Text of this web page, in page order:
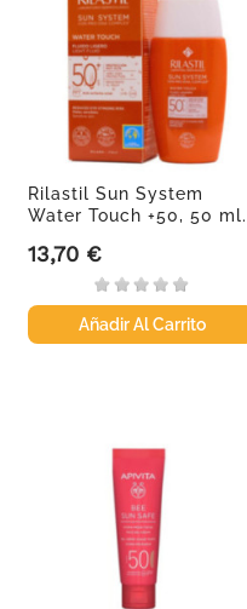
Rilastil Sun System
Water Touch +50, 50 ml.
Precio
13,70 €
Añadir Al Carrito